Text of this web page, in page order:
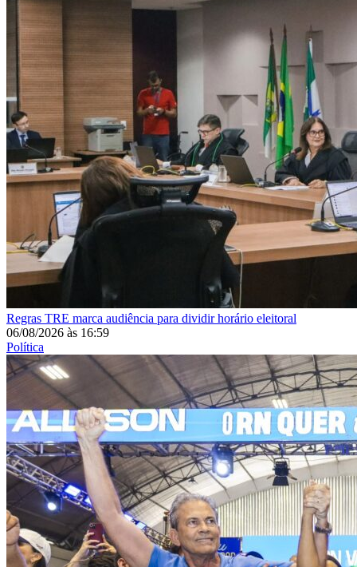
Regras TRE marca audiência para dividir horário eleitoral
06/08/2026 às 16:59
Política